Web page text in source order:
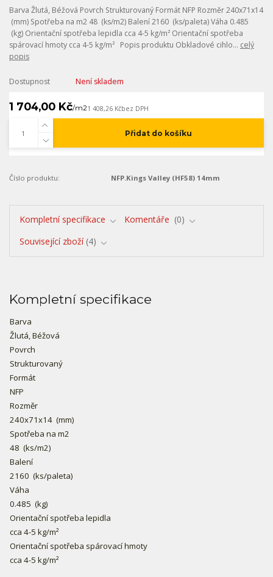
Barva Žlutá, Béžová Povrch Strukturovaný Formát NFP Rozměr 240x71x14
(mm) Spotřeba na m2 48 (ks/m2) Balení 2160 (ks/paleta) Váha 0.485
(kg) Orientační spotřeba lepidla cca 4-5 kg/m² Orientační spotřeba
spárovací hmoty cca 4-5 kg/m² Popis produktu Obkladové cihlo... celý
popis
Dostupnost Není skladem
1 704,00 Kč/m21 408,26 Kčbez DPH
Přidat do košíku
Číslo produktu: NFP.Kings Valley (HF58) 14mm
Kompletní specifikace Komentáře
0
Související zboží 4
Kompletní specifikace
Barva
Žlutá, Béžová
Povrch
Strukturovaný
Formát
NFP
Rozměr
240x71x14 (mm)
Spotřeba na m2
48 (ks/m2)
Balení
2160 (ks/paleta)
Váha
0.485 (kg)
Orientační spotřeba lepidla
cca 4-5 kg/m²
Orientační spotřeba spárovací hmoty
cca 4-5 kg/m²